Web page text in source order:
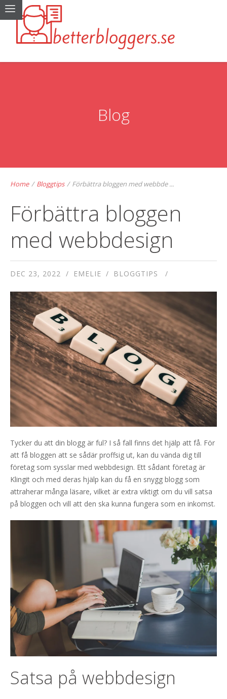
Blog
Home / Bloggtips / Förbättra bloggen med webbde ...
Förbättra bloggen
med webbdesign
DEC 23, 2022 EMELIE BLOGGTIPS
Tycker du att din blogg är ful? I så fall finns det hjälp att få. För
att få bloggen att se sådär proffsig ut, kan du vända dig till
företag som sysslar med webbdesign. Ett sådant företag är
Klingit och med deras hjälp kan du få en snygg blogg som
attraherar många läsare, vilket är extra viktigt om du vill satsa
på bloggen och vill att den ska kunna fungera som en inkomst.
Satsa på webbdesign